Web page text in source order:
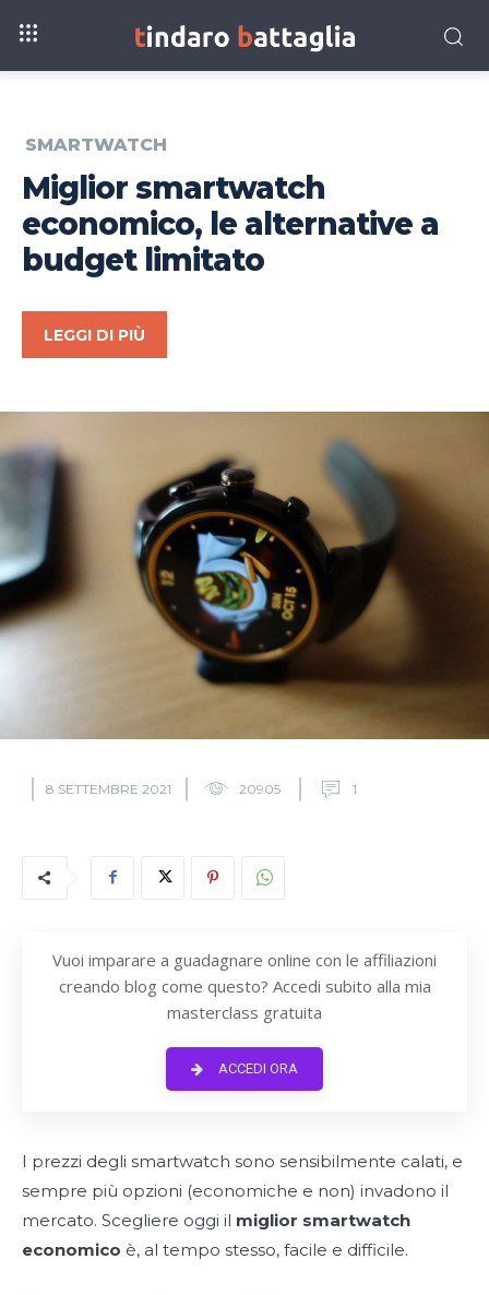
SMARTWATCH
Miglior smartwatch
economico, le alternative a
budget limitato
LEGGI DI PIÙ
8 SETTEMBRE 2021 20905 1
Vuoi imparare a guadagnare online con le affiliazioni
creando blog come questo? Accedi subito alla mia
masterclass gratuita
ACCEDI ORA
I prezzi degli smartwatch sono sensibilmente calati, e
sempre più opzioni (economiche e non) invadono il
mercato. Scegliere oggi il miglior smartwatch
economico è, al tempo stesso, facile e difficile.